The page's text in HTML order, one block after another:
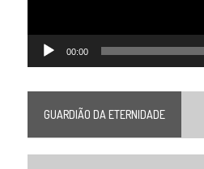
00:00
GUARDIÃO DA ETERNIDADE